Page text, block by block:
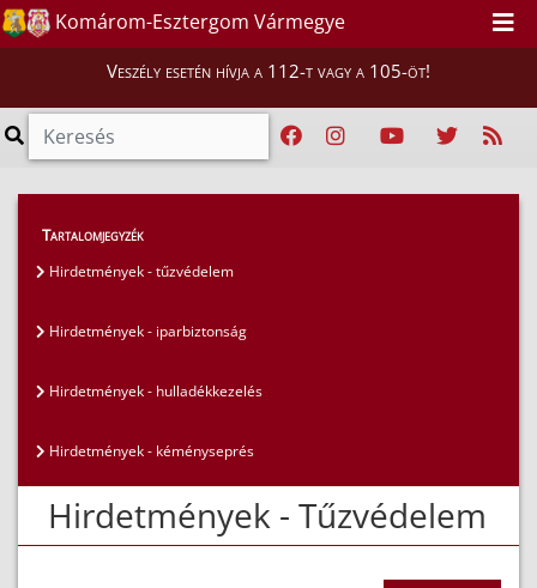
Komárom-Esztergom Vármegye
Veszély esetén hívja a 112-t vagy a 105-öt!
Hatósági ügyek
Hirdetmények - tűzvédelem
Tartalomjegyzék
Hirdetmények - tűzvédelem
Hirdetmények - iparbiztonság
Hirdetmények - hulladékkezelés
Hirdetmények - kéményseprés
Hirdetmények - Tűzvédelem